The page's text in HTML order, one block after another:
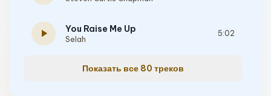
play_arrow You Raise Me Up
Selah
5:02
Показать все 80 треков